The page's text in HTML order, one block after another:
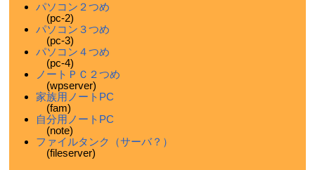
パソコン２つめ
(pc-2)
パソコン３つめ
(pc-3)
パソコン４つめ
(pc-4)
ノートＰＣ２つめ
(wpserver)
家族用ノートPC
(fam)
自分用ノートPC
(note)
ファイルタンク（サーバ？）
(fileserver)